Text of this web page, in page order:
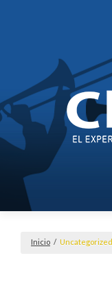
Inicio / Uncategorized